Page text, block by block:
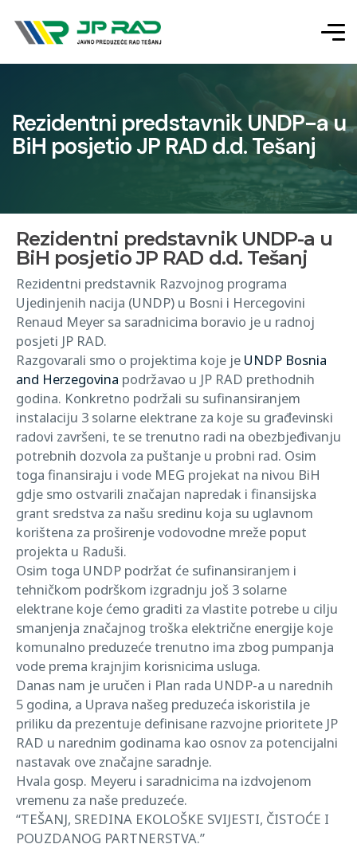
Rezidentni predstavnik UNDP-a u
BiH posjetio JP RAD d.d. Tešanj
Rezidentni predstavnik UNDP-a u
BiH posjetio JP RAD d.d. Tešanj
Rezidentni predstavnik Razvojnog programa
Ujedinjenih nacija (UNDP) u Bosni i Hercegovini
Renaud Meyer sa saradnicima boravio je u radnoj
posjeti JP RAD.
Razgovarali smo o projektima koje je UNDP Bosnia
and Herzegovina podržavao u JP RAD prethodnih
godina. Konkretno podržali su sufinansiranjem
instalaciju 3 solarne elektrane za koje su građevinski
radovi završeni, te se trenutno radi na obezbjeđivanju
potrebnih dozvola za puštanje u probni rad. Osim
toga finansiraju i vode MEG projekat na nivou BiH
gdje smo ostvarili značajan napredak i finansijska
grant sredstva za našu sredinu koja su uglavnom
korištena za proširenje vodovodne mreže poput
projekta u Raduši.
Osim toga UNDP podržat će sufinansiranjem i
tehničkom podrškom izgradnju još 3 solarne
elektrane koje ćemo graditi za vlastite potrebe u cilju
smanjenja značajnog troška električne energije koje
komunalno preduzeće trenutno ima zbog pumpanja
vode prema krajnjim korisnicima usluga.
Danas nam je uručen i Plan rada UNDP-a u narednih
5 godina, a Uprava našeg preduzeća iskoristila je
priliku da prezentuje definisane razvojne prioritete JP
RAD u narednim godinama kao osnov za potencijalni
nastavak ove značajne saradnje.
Hvala gosp. Meyeru i saradnicima na izdvojenom
vremenu za naše preduzeće.
“TEŠANJ, SREDINA EKOLOŠKE SVIJESTI, ČISTOĆE I
POUZDANOG PARTNERSTVA.”